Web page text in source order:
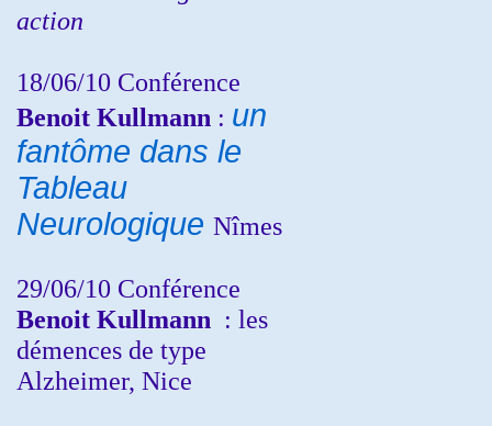
action
18/06/10 Conférence
Benoit Kullmann : un
fantôme dans le
Tableau
Neurologique Nîmes
29/06/10 Conférence
Benoit Kullmann : les
démences de type
Alzheimer, Nice